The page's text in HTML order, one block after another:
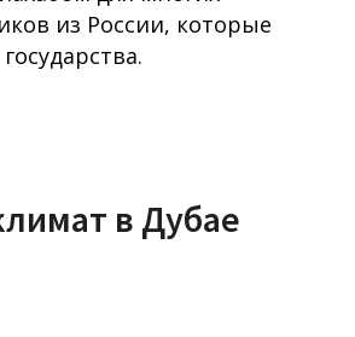
из России, которые
в Дубае